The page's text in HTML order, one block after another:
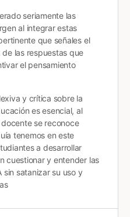
seriamente las
al integrar estas
que señales el
las respuestas que
el pensamiento
y crítica sobre la
es esencial, al
se reconoce
tenemos en este
a desarrollar
cuestionar y entender las
sin satanizar su uso y